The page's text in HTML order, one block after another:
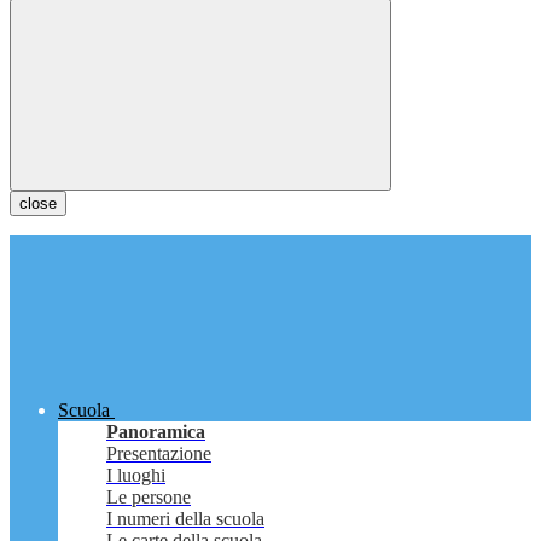
close
Scuola
Panoramica
Presentazione
I luoghi
Le persone
I numeri della scuola